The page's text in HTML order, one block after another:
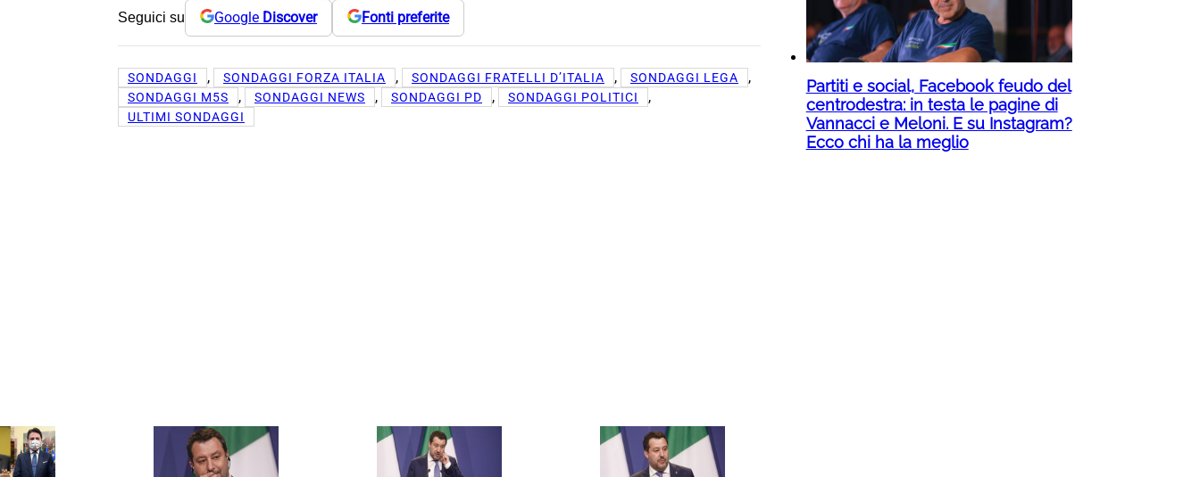
Seguici su Google Discover Fonti preferite
SONDAGGI , SONDAGGI FORZA ITALIA , SONDAGGI FRATELLI D’ITALIA , SONDAGGI LEGA ,
SONDAGGI M5S , SONDAGGI NEWS , SONDAGGI PD , SONDAGGI POLITICI ,
ULTIMI SONDAGGI
Partiti e social, Facebook feudo del
centrodestra: in testa le pagine di
Vannacci e Meloni. E su Instagram?
Ecco chi ha la meglio